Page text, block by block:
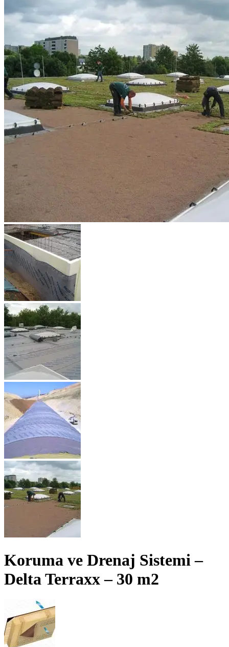
Koruma ve Drenaj Sistemi –
Delta Terraxx – 30 m2